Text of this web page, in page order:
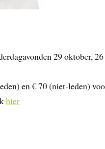
29 oktober,
en € 70 (niet-leden)
hier